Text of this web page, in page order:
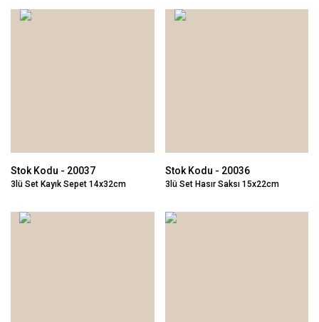
Stok Kodu - 20037
3lü Set Kayık Sepet 14x32cm
Stok Kodu - 20036
3lü Set Hasır Saksı 15x22cm